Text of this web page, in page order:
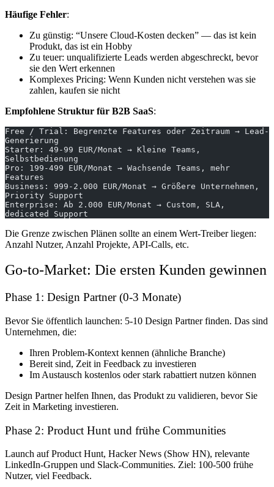
Häufige Fehler:
Zu günstig: “Unsere Cloud-Kosten decken” — das ist kein
Produkt, das ist ein Hobby
Zu teuer: unqualifizierte Leads werden abgeschreckt, bevor
sie den Wert erkennen
Komplexes Pricing: Wenn Kunden nicht verstehen was sie
zahlen, kaufen sie nicht
Empfohlene Struktur für B2B SaaS:
Free / Trial: Begrenzte Features oder Zeitraum → Lead-
Generierung
Starter: 49-99 EUR/Monat → Kleine Teams,
Selbstbedienung
Pro: 199-499 EUR/Monat → Wachsende Teams, mehr
Features
Business: 999-2.000 EUR/Monat → Größere Unternehmen,
Priority Support
Enterprise: Ab 2.000 EUR/Monat → Custom, SLA,
dedicated Support
Die Grenze zwischen Plänen sollte an einem Wert-Treiber liegen:
Anzahl Nutzer, Anzahl Projekte, API-Calls, etc.
Go-to-Market: Die ersten Kunden gewinnen
Phase 1: Design Partner (0-3 Monate)
Bevor Sie öffentlich launchen: 5-10 Design Partner finden. Das sind
Unternehmen, die:
Ihren Problem-Kontext kennen (ähnliche Branche)
Bereit sind, Zeit in Feedback zu investieren
Im Austausch kostenlos oder stark rabattiert nutzen können
Design Partner helfen Ihnen, das Produkt zu validieren, bevor Sie
Zeit in Marketing investieren.
Phase 2: Product Hunt und frühe Communities
Launch auf Product Hunt, Hacker News (Show HN), relevante
LinkedIn-Gruppen und Slack-Communities. Ziel: 100-500 frühe
Nutzer, viel Feedback.